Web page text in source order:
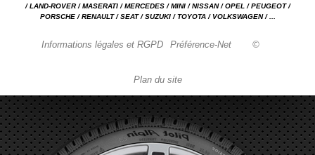
/ LAND-ROVER / MASERATI / MERCEDES / MINI / NISSAN / OPEL / PEUGEOT /
PORSCHE / RENAULT / SEAT / SUZUKI / TOYOTA / VOLKSWAGEN / ...
Informations légales et RGPD Préférence-Net ©
Plan du site
Garage automobile Reparation, entretien, carrosserie, concessionnaire Loire 42